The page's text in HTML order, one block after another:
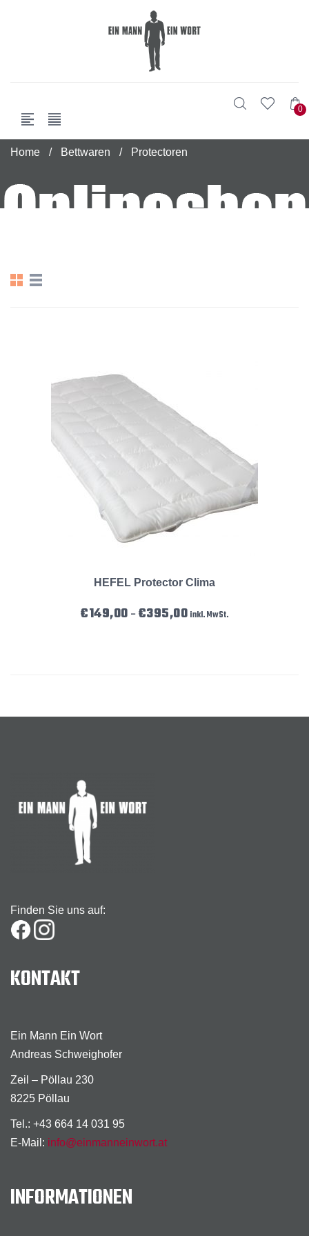
0
Home / Bettwaren / Protectoren
HEFEL Protector Clima
€149,00 –€395,00Preisspanne: €149,00 bis
inkl. MwSt.
Finden Sie uns auf:
KONTAKT
Ein Mann Ein Wort
Andreas Schweighofer
Zeil – Pöllau 230
8225 Pöllau
Tel.: +43 664 14 031 95
E-Mail: info@einmanneinwort.at
INFORMATIONEN